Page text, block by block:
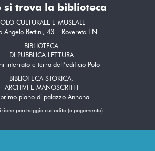
si trova la biblioteca
CULTURALE E MUSEALE
Angelo Bettini, 43 - Rovereto TN
BIBLIOTECA
DI PUBBLICA LETTURA
interrato e terra dell’edificio Polo
BIBLIOTECA STORICA,
ARCHIVI E MANOSCRITTI
piano di palazzo Annona
parcheggio custodito (a pagamento)